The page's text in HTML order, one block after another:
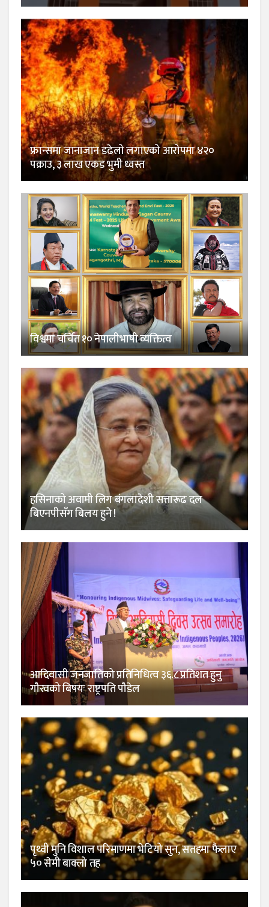
फ्रान्समा जानाजान डढेलो लगाएको आरोपमा ४२०
पक्राउ, ३ लाख एकड भुमी ध्वस्त
विश्वमा चर्चित १० नेपालीभाषी व्यक्तित्व
हसिनाको अवामी लिग बंगलादेशी सत्तारूढ दल
बिएनपीसँग बिलय हुने !
आदिवासी जनजातिको प्रतिनिधित्व ३६.८ प्रतिशत हुनु
गौरवको बिषयः राष्ट्रपति पौडेल
पृथ्वी मुनि विशाल परिमाणमा भेटियो सुन, सतहमा फैलाए
५० सेमी बाक्लो तह